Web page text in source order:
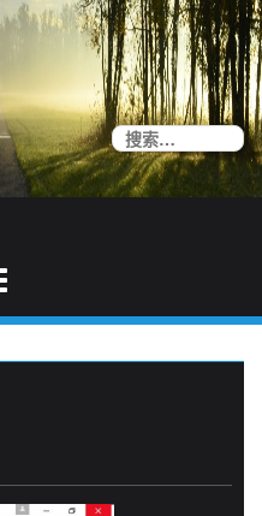
搜